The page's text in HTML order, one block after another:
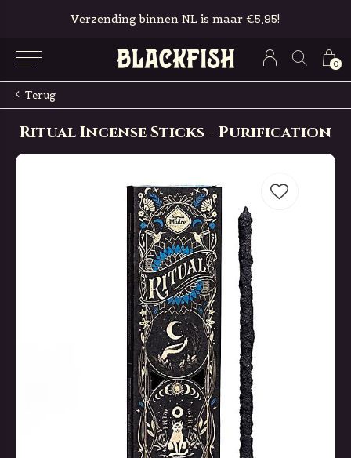
0
Verzending binnen NL is maar €5,95!
Terug
Ritual Incense Sticks - Purification